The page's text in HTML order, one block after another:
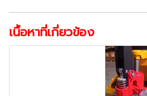
เนื้อหาที่เกี่ยวข้อง